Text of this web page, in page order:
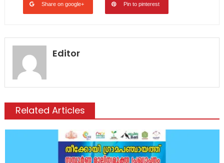
Share on google+ Pin to pinterest
Editor
Related Articles